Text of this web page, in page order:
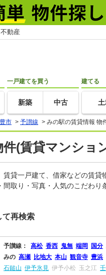
動産
一戸建てを買う
新築 中古
建てる
市 > 予讃線 > みの駅の賃貸情報 物
(賃貸マンショ
貸一戸建て、借家などの賃
取り・写真・人気のこだわ
て再検索
予讃線： 高松 香西 鬼無 端岡 国分
みの 高瀬 比地大 本山 観音寺 豊浜
石鎚山 伊予氷見 伊予小松 玉之江